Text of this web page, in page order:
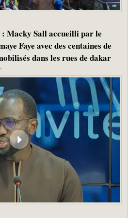
: Macky Sall accueilli par le
Faye avec des centaines de
dans les rues de dakar